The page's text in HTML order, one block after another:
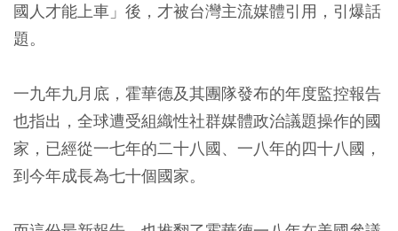
國人才能上車」後，才被台灣主流媒體引用，引爆話
題。
一九年九月底，霍華德及其團隊發布的年度監控報告
也指出，全球遭受組織性社群媒體政治議題操作的國
家，已經從一七年的二十八國、一八年的四十八國，
到今年成長為七十個國家。